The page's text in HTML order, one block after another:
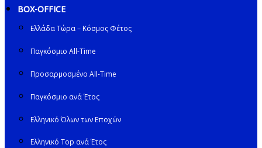
BOX-OFFICE
Ελλάδα Τώρα – Κόσμος Φέτος
Παγκόσμιο All-Time
Προσαρμοσμένο All-Time
Παγκόσμιο ανά Έτος
Ελληνικό Όλων των Εποχών
Ελληνικό Top ανά Έτος